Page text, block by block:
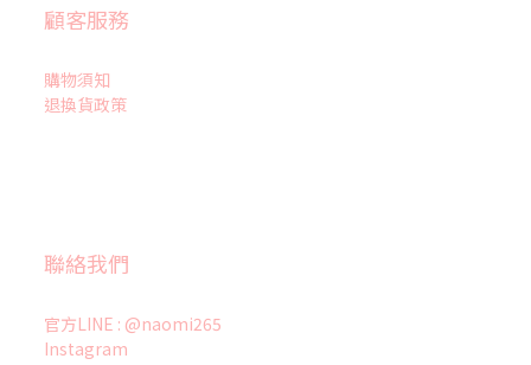
顧客服務
購物須知
退換貨政策
聯絡我們
官方LINE : @naomi265
Instagram